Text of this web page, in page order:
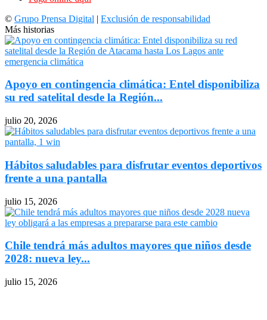
© Grupo Prensa Digital | Exclusión de responsabilidad
Más historias
Apoyo en contingencia climática: Entel disponibiliza
su red satelital desde la Región...
julio 20, 2026
Hábitos saludables para disfrutar eventos deportivos
frente a una pantalla
julio 15, 2026
Chile tendrá más adultos mayores que niños desde
2028: nueva ley...
julio 15, 2026